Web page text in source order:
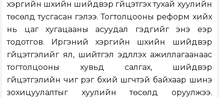
хэргийн шүүхийн шийдвэр гүйцэтгэх тухай хуулийн
төсөлд тусгасан гэлээ. Тогтолцооны реформ хийх
нь цаг хугацааны асуудал гэдгийг энэ үеэр
тодотгов. Иргэний хэргийн шүүхийн шийдвэр
гүйцэтгэлийг ял, шийтгэл эдлүүлэх ажиллагаанаас
тогтолцооны хувьд салгах, шийдвэр
гүйцэтгэлийн чиг үүрэг бүхий шүүгчтэй байхаар шинэ
зохицуулалтыг хуулийн төсөлд оруулжээ.